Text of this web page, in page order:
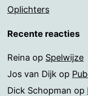
Oplichters
Recente reacties
Reina op Spelwijze
Jos van Dijk op
Dick Schopman op